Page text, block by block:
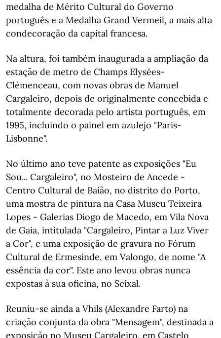
medalha de Mérito Cultural do Governo
português e a Medalha Grand Vermeil, a mais alta
condecoração da capital francesa.
Na altura, foi também inaugurada a ampliação da
estação de metro de Champs Elysées-
Clémenceau, com novas obras de Manuel
Cargaleiro, depois de originalmente concebida e
totalmente decorada pelo artista português, em
1995, incluindo o painel em azulejo "Paris-
Lisbonne".
No último ano teve patente as exposições "Eu
Sou... Cargaleiro", no Mosteiro de Ancede -
Centro Cultural de Baião, no distrito do Porto,
uma mostra de pintura na Casa Museu Teixeira
Lopes - Galerias Diogo de Macedo, em Vila Nova
de Gaia, intitulada "Cargaleiro, Pintar a Luz Viver
a Cor", e uma exposição de gravura no Fórum
Cultural de Ermesinde, em Valongo, de nome "A
essência da cor". Este ano levou obras nunca
expostas à sua oficina, no Seixal.
Reuniu-se ainda a Vhils (Alexandre Farto) na
criação conjunta da obra "Mensagem", destinada a
exposição no Museu Cargaleiro, em Castelo